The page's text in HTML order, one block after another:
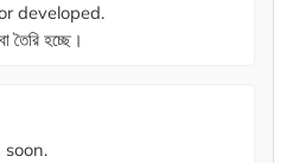
developed.
তৈরি হচ্ছে।